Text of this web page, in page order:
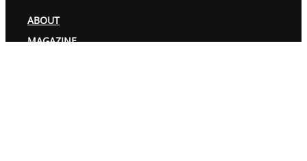
ABOUT
MAGAZINE